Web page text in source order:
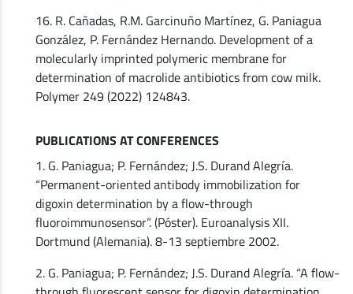
16. R. Cañadas, R.M. Garcinuño Martínez, G. Paniagua
González, P. Fernández Hernando. Development of a
molecularly imprinted polymeric membrane for
determination of macrolide antibiotics from cow milk.
Polymer 249 (2022) 124843.
PUBLICATIONS AT CONFERENCES
1. G. Paniagua; P. Fernández; J.S. Durand Alegría.
“Permanent-oriented antibody immobilization for
digoxin determination by a flow-through
fluoroimmunosensor”. (Póster). Euroanalysis XII.
Dortmund (Alemania). 8-13 septiembre 2002.
2. G. Paniagua; P. Fernández; J.S. Durand Alegría. “A flow-